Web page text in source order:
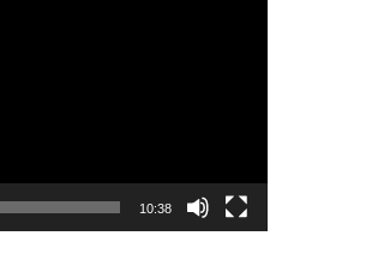
10:38